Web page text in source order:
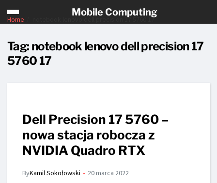
Mobile Computing
Home notebook lenovo dell precision 17 5760 17
Tag: notebook lenovo dell precision 17
5760 17
Dell Precision 17 5760 –
nowa stacja robocza z
NVIDIA Quadro RTX
ByKamil Sokołowski 20 marca 2022